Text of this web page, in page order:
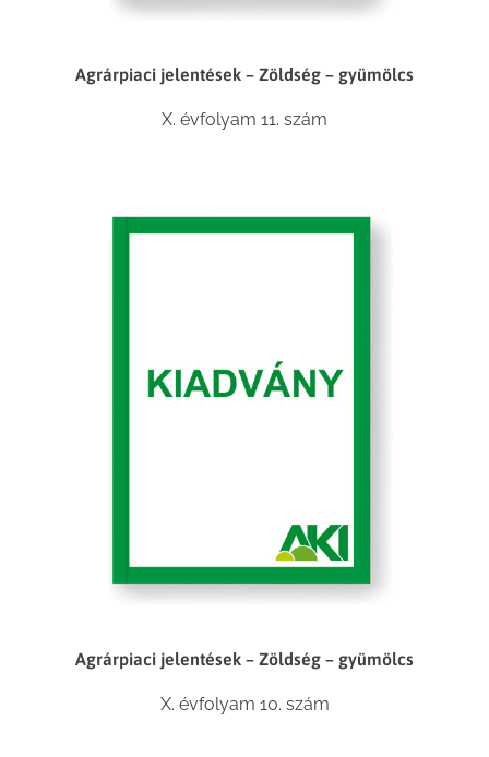
Agrárpiaci jelentések – Zöldség – gyümölcs
X. évfolyam 11. szám
Agrárpiaci jelentések – Zöldség – gyümölcs
X. évfolyam 10. szám